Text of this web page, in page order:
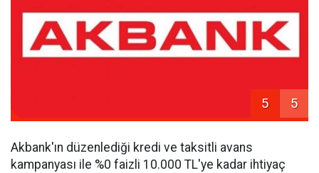
5 5
Akbank'ın düzenlediği kredi ve taksitli avans
kampanyası ile %0 faizli 10.000 TL'ye kadar ihtiyaç